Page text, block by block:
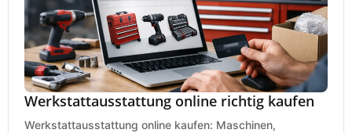
Werkstattausstattung online richtig kaufen
Werkstattausstattung online kaufen: Maschinen,